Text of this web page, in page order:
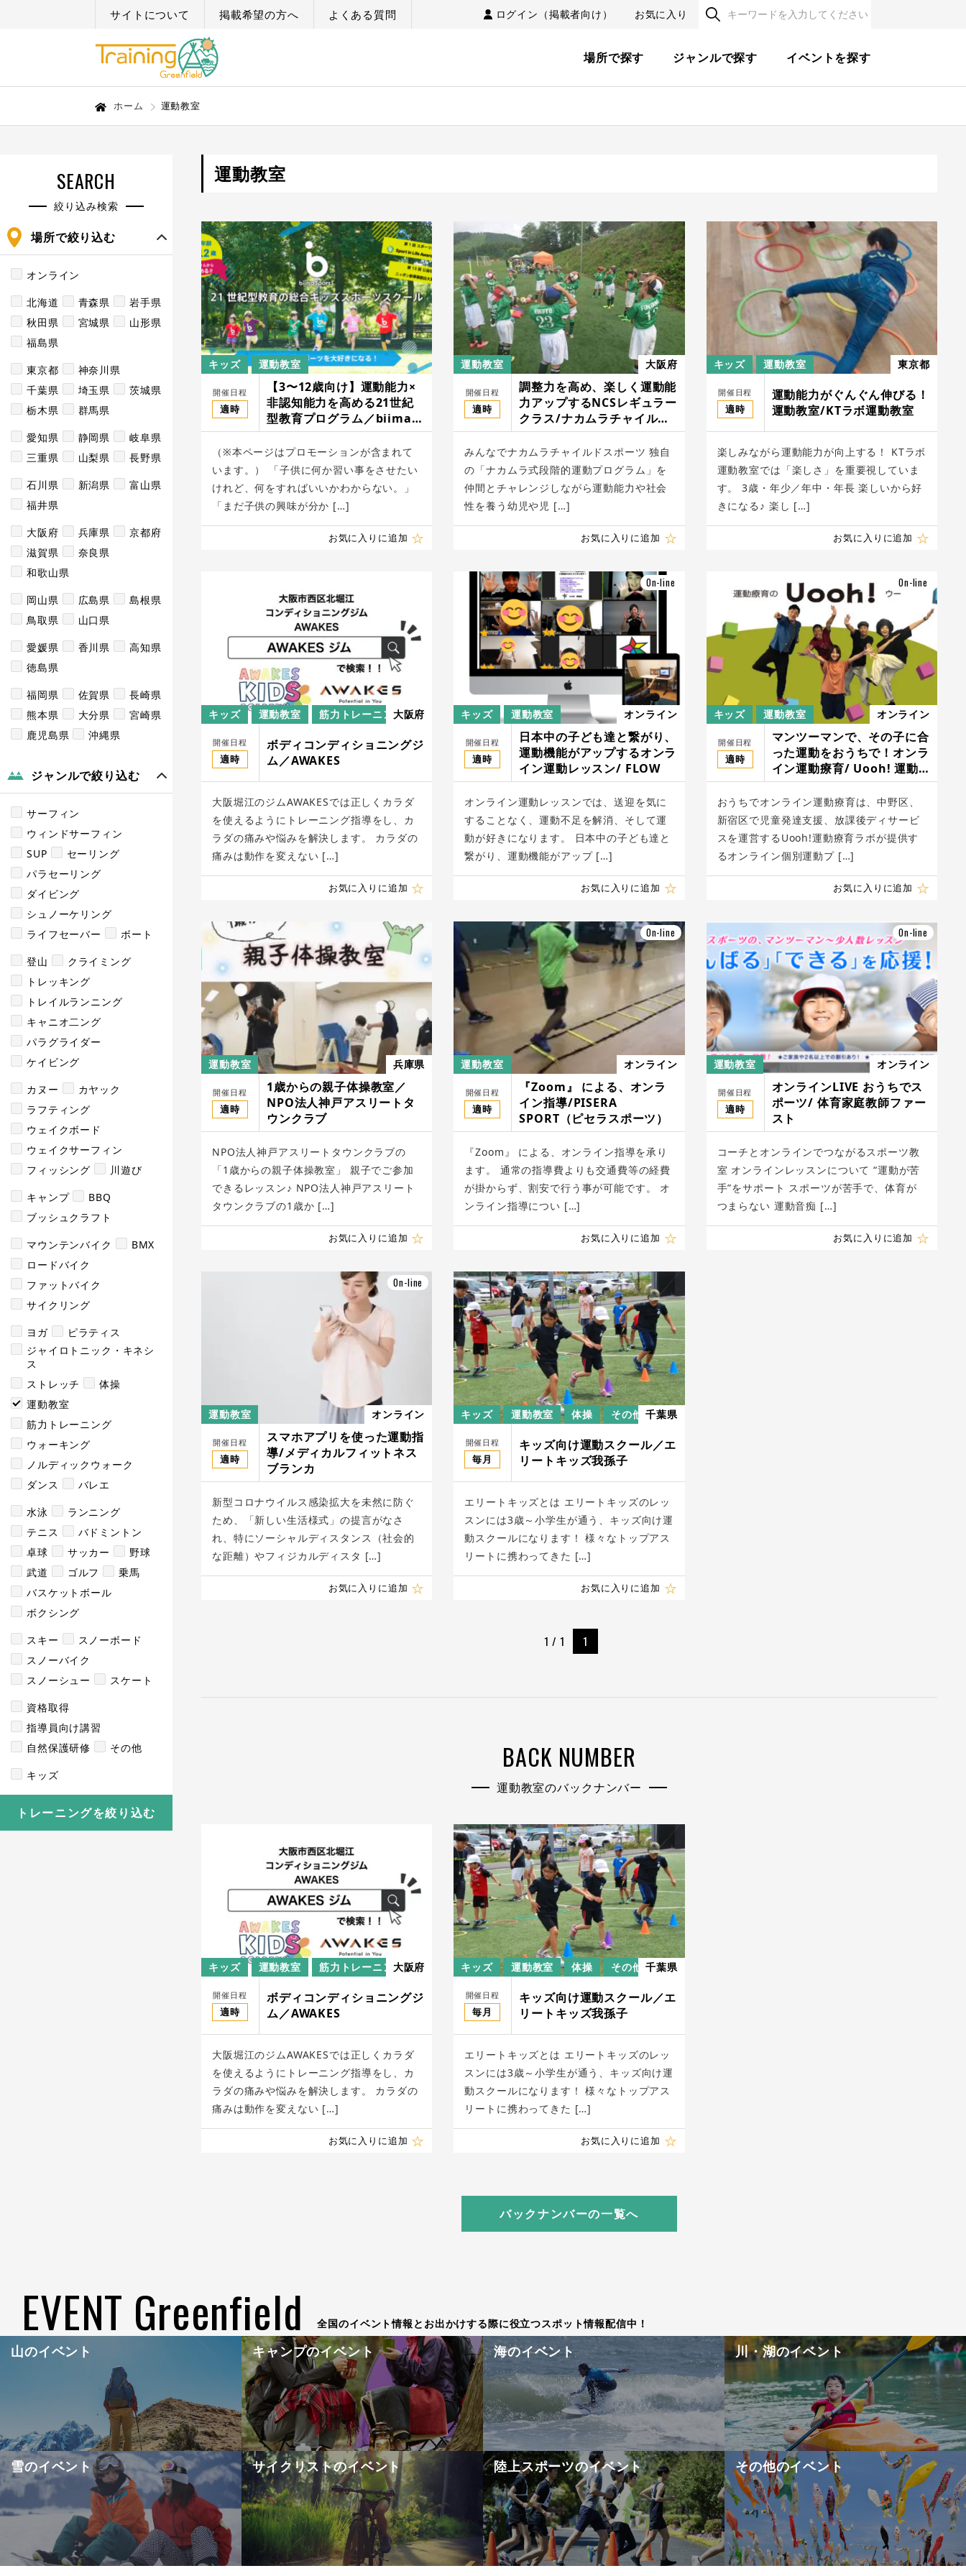
サイトについて 掲載希望の方へ よくある質問 ログイン（掲載者向け） お気に入り
場所で探す ジャンルで探す イベントを探す
ホーム 運動教室
SEARCH
絞り込み検索
場所で絞り込む
オンライン
北海道
青森県
岩手県
秋田県
宮城県
山形県
福島県
東京都
神奈川県
千葉県
埼玉県
茨城県
栃木県
群馬県
愛知県
静岡県
岐阜県
三重県
山梨県
長野県
石川県
新潟県
富山県
福井県
大阪府
兵庫県
京都府
滋賀県
奈良県
和歌山県
岡山県
広島県
島根県
鳥取県
山口県
愛媛県
香川県
高知県
徳島県
福岡県
佐賀県
長崎県
熊本県
大分県
宮崎県
鹿児島県
沖縄県
ジャンルで絞り込む
サーフィン
ウィンドサーフィン
SUP
セーリング
パラセーリング
ダイビング
シュノーケリング
ライフセーバー
ボート
登山
クライミング
トレッキング
トレイルランニング
キャニオ二ング
パラグライダー
ケイビング
カヌー
カヤック
ラフティング
ウェイクボード
ウェイクサーフィン
フィッシング
川遊び
キャンプ
BBQ
ブッシュクラフト
マウンテンバイク
BMX
ロードバイク
ファットバイク
サイクリング
ヨガ
ピラティス
ジャイロトニック・キネシ
ス
ストレッチ
体操
運動教室
筋力トレーニング
ウォーキング
ノルディックウォーク
ダンス
バレエ
水泳
ランニング
テニス
バドミントン
卓球
サッカー
野球
武道
ゴルフ
乗馬
バスケットボール
ボクシング
スキー
スノーボード
スノーバイク
スノーシュー
スケート
資格取得
指導員向け講習
自然保護研修
その他
キッズ
トレーニングを絞り込む
運動教室
キッズ 運動教室
開催日程
適時
【3〜12歳向け】運動能力×
非認知能力を高める21世紀
型教育プログラム／biima
sports（ビーマスポーツ）
（※本ページはプロモーションが含まれて
います。） 「子供に何か習い事をさせたい
けれど、何をすればいいかわからない。」
「まだ子供の興味が分か […]
お気に入りに追加
運動教室 大阪府
開催日程
適時
調整力を高め、楽しく運動能
力アップするNCSレギュラー
クラス/ナカムラチャイルド
スポーツ(NCS)
みんなでナカムラチャイルドスポーツ 独自
の「ナカムラ式段階的運動プログラム」を
仲間とチャレンジしながら運動能力や社会
性を養う幼児や児 […]
お気に入りに追加
キッズ 運動教室 東京都
開催日程
適時
運動能力がぐんぐん伸びる！​
運動教室/KTラボ運動教室
楽しみながら運動能力が向上する！​ KTラボ
運動教室では「楽しさ」を重要視していま
す。 3歳・年少／年中・年長 楽しいから好
きになる♪ 楽し […]
お気に入りに追加
キッズ 運動教室 筋力トレーニング大阪府
開催日程
適時
ボディコンディショニングジ
ム／AWAKES
大阪堀江のジムAWAKESでは正しくカラダ
を使えるようにトレーニング指導をし、カ
ラダの痛みや悩みを解決します。 カラダの
痛みは動作を変えない […]
お気に入りに追加
On-line
キッズ 運動教室 オンライン
開催日程
適時
日本中の子ども達と繋がり、
運動機能がアップするオンラ
イン運動レッスン/ FLOW
オンライン運動レッスンでは、送迎を気に
することなく、運動不足を解消、そして運
動が好きになります。 日本中の子ども達と
繋がり、運動機能がアップ […]
お気に入りに追加
On-line
キッズ 運動教室 オンライン
開催日程
適時
マンツーマンで、その子に合
った運動をおうちで！オンラ
イン運動療育/ Uooh! 運動
療育ラボ
おうちでオンライン運動療育は、中野区、
新宿区で児童発達支援、放課後ディサービ
スを運営するUooh!運動療育ラボが提供す
るオンライン個別運動プ […]
お気に入りに追加
運動教室 兵庫県
開催日程
適時
1歳からの親子体操教室／
NPO法人神戸アスリートタ
ウンクラブ
NPO法人神戸アスリートタウンクラブの
「1歳からの親子体操教室」 親子でご参加
できるレッスン♪ NPO法人神戸アスリート
タウンクラブの1歳か […]
お気に入りに追加
On-line
運動教室 オンライン
開催日程
適時
『Zoom』 による、オンラ
イン指導/PISERA
SPORT（ピセラスポーツ）
『Zoom』 による、オンライン指導を承り
ます。 通常の指導費よりも交通費等の経費
が掛からず、割安で行う事が可能です。 オ
ンライン指導につい […]
お気に入りに追加
On-line
運動教室 オンライン
開催日程
適時
オンラインLIVE おうちでス
ポーツ/ 体育家庭教師ファー
スト
コーチとオンラインでつながるスポーツ教
室 オンラインレッスンについて “運動が苦
手”をサポート スポーツが苦手で、体育が
つまらない 運動音痴 […]
お気に入りに追加
On-line
運動教室 オンライン
開催日程
適時
スマホアプリを使った運動指
導/メディカルフィットネス
ブランカ
新型コロナウイルス感染拡大を未然に防ぐ
ため、「新しい生活様式」の提言がなさ
れ、特にソーシャルディスタンス（社会的
な距離）やフィジカルディスタ […]
お気に入りに追加
キッズ 運動教室 体操 その他 千葉県
開催日程
毎月
キッズ向け運動スクール／エ
リートキッズ我孫子
エリートキッズとは エリートキッズのレッ
スンには3歳～小学生が通う、キッズ向け運
動スクールになります！ 様々なトップアス
リートに携わってきた […]
お気に入りに追加
1 / 1 1
BACK NUMBER
運動教室のバックナンバー
キッズ 運動教室 筋力トレーニング大阪府
開催日程
適時
ボディコンディショニングジ
ム／AWAKES
大阪堀江のジムAWAKESでは正しくカラダ
を使えるようにトレーニング指導をし、カ
ラダの痛みや悩みを解決します。 カラダの
痛みは動作を変えない […]
お気に入りに追加
キッズ 運動教室 体操 その他 千葉県
開催日程
毎月
キッズ向け運動スクール／エ
リートキッズ我孫子
エリートキッズとは エリートキッズのレッ
スンには3歳～小学生が通う、キッズ向け運
動スクールになります！ 様々なトップアス
リートに携わってきた […]
お気に入りに追加
バックナンバーの一覧へ
EVENT Greenfield 全国のイベント情報とお出かけする際に役立つスポット情報配信中！
山のイベント キャンプのイベント 海のイベント 川・湖のイベント
雪のイベント サイクリストのイベント 陸上スポーツのイベント その他のイベント